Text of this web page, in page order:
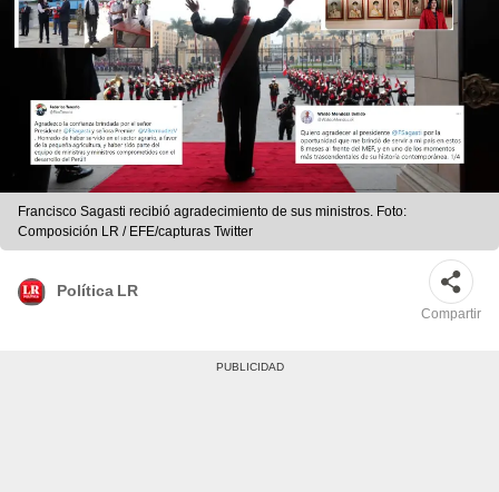
Francisco Sagasti recibió agradecimiento de sus ministros. Foto:
Composición LR / EFE/capturas Twitter
Política LR
Compartir